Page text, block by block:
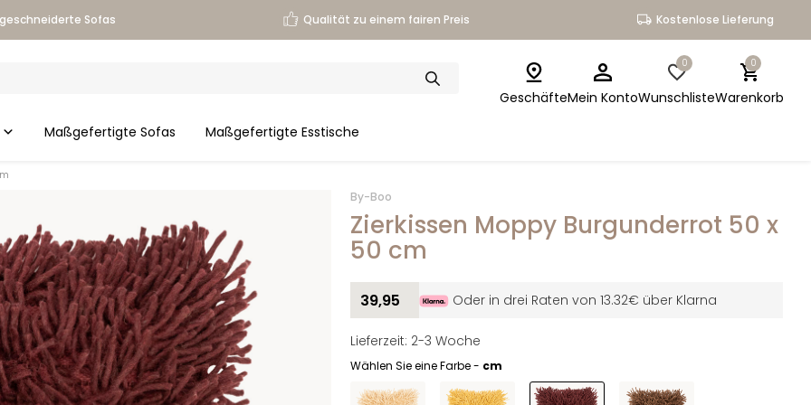
Sofas Qualität zu einem fairen Preis Kostenlose Lieferung
Maßgefertigte Sofas Maßgefertigte Esstische
GeschäfteMein Konto
0
Wunschliste
0
Warenkorb
By-Boo
Zierkissen Moppy Burgunderrot 50 x
50 cm
39,95 Oder in drei Raten von 13.32€ über Klarna
Lieferzeit: 2-3 Woche
Wählen Sie eine Farbe - cm